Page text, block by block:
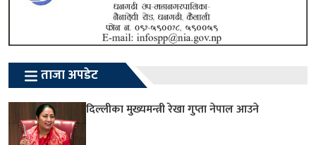
ताजा अपडेट
दिल्लीका मुख्यमन्त्री रेखा गुप्ता नेपाल आउने